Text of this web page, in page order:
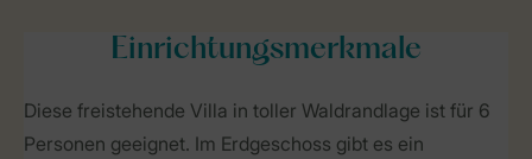
Einrichtungsmerkmale
Diese freistehende Villa in toller Waldrandlage ist für 6
Personen geeignet. Im Erdgeschoss gibt es ein